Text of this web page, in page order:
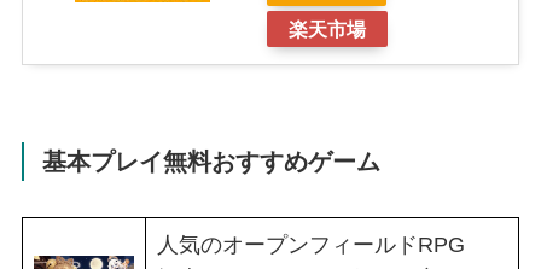
楽天市場
基本プレイ無料おすすめゲーム
人気のオープンフィールドRPG